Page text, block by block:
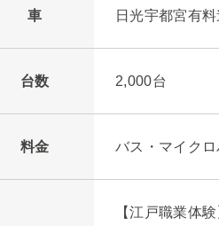
車 日光宇都宮有
台数 2,000台
料金 バス・マイク
【江戸職業体験